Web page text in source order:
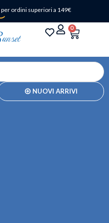
per ordini superiori a 149€
0
NUOVI ARRIVI